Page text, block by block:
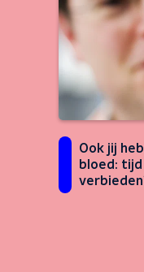
Ook jij
bloed: